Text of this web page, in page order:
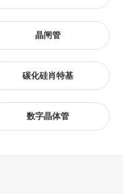
晶闸管
碳化硅肖特基
数字晶体管